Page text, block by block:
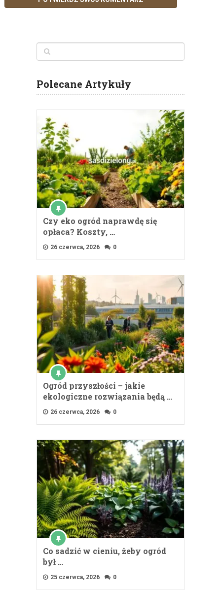
Polecane Artykuły
Czy eko ogród naprawdę się
opłaca? Koszty, …
26 czerwca, 2026 0
Ogród przyszłości – jakie
ekologiczne rozwiązania będą …
26 czerwca, 2026 0
Co sadzić w cieniu, żeby ogród
był …
25 czerwca, 2026 0